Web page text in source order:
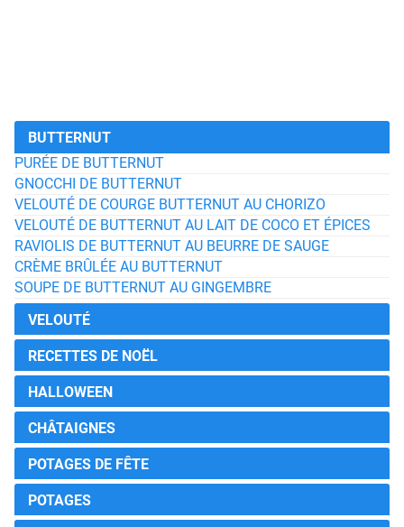
BUTTERNUT
PURÉE DE BUTTERNUT
GNOCCHI DE BUTTERNUT
VELOUTÉ DE COURGE BUTTERNUT AU CHORIZO
VELOUTÉ DE BUTTERNUT AU LAIT DE COCO ET ÉPICES
RAVIOLIS DE BUTTERNUT AU BEURRE DE SAUGE
CRÈME BRÛLÉE AU BUTTERNUT
SOUPE DE BUTTERNUT AU GINGEMBRE
VELOUTÉ
RECETTES DE NOËL
HALLOWEEN
CHÂTAIGNES
POTAGES DE FÊTE
POTAGES